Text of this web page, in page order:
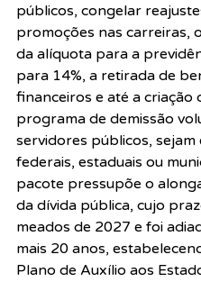
públicos, congelar
promoções nas carreiras,
da alíquota para a
para 14%, a retirada de
financeiros e até a criação
programa de demissão
servidores públicos, sejam
federais, estaduais ou
pacote pressupõe o
da dívida pública, cujo
meados de 2027 e foi
mais 20 anos,
Plano de Auxílio aos